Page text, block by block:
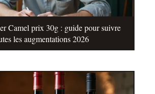
Camel prix 30g : guide pour suivre
les augmentations 2026